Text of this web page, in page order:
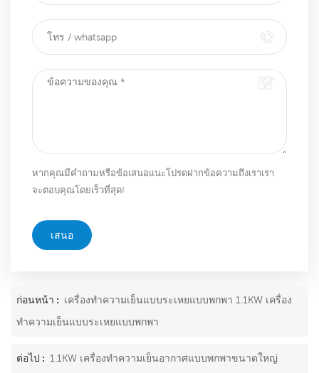
หากคุณมีคำถามหรือข้อเสนอแนะโปรดฝากข้อความถึงเราเรา
จะตอบคุณโดยเร็วที่สุด!
เสนอ
ก่อนหน้า : เครื่องทำความเย็นแบบระเหยแบบพกพา 1.1KW เครื่อง
ทำความเย็นแบบระเหยแบบพกพา
ต่อไป : 1.1KW เครื่องทำความเย็นอากาศแบบพกพาขนาดใหญ่